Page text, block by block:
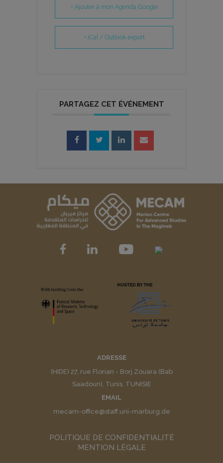
+ Ajouter à mon Agenda Google
+ iCal / Outlook export
PARTAGEZ CET ÉVÉNEMENT
ADRESSE
(HIDE) 27, rue Florian - Borj Zouara (Bab
Saadoun), Tunis. TUNISIE
EMAIL
mecam-office@staff.uni-marburg.de
POLITIQUE DE CONFIDENTIALITÉ
MENTION LÉGALE